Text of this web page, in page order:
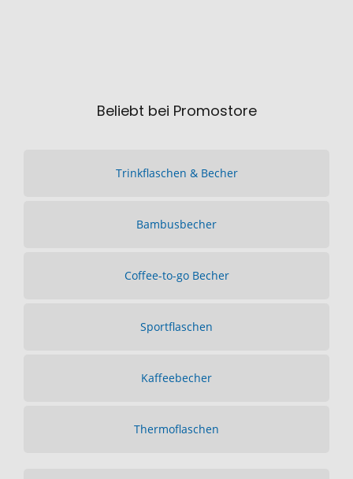
Beliebt bei Promostore
Trinkflaschen & Becher
Bambusbecher
Coffee-to-go Becher
Sportflaschen
Kaffeebecher
Thermoflaschen